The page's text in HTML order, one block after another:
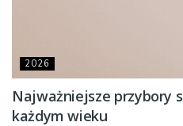
2026
Najważniejsze przybory
każdym wieku